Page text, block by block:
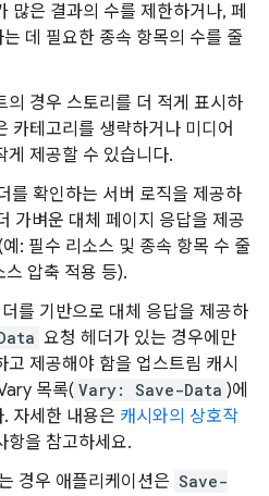
많은 결과의 수를 제한하거나, 페
데 필요한 종속 항목의 수를 줄
의 경우 스토리를 더 적게 표시하
카테고리를 생략하거나 미디어
게 제공할 수 있습니다.
를 확인하는 서버 로직을 제공하
가벼운 대체 페이지 응답을 제공
: 필수 리소스 및 종속 항목 수 줄
압축 적용 등).
를 기반으로 대체 응답을 제공하
요청 헤더가 있는 경우에만
고 제공해야 함을 업스트림 캐시
목록( Vary: Save-Data )에
자세한 내용은 캐시와의 상호작
항을 참고하세요.
경우 애플리케이션은 Save-